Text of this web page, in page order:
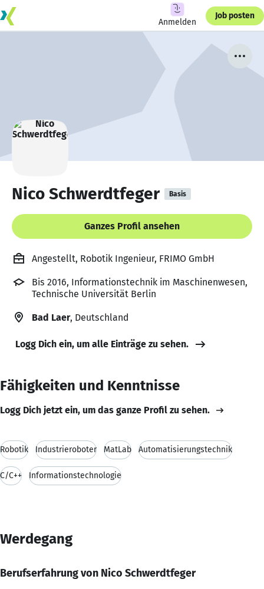
Anmelden
Job posten
Nico Schwerdtfeger Basis
Ganzes Profil ansehen
Angestellt, Robotik Ingenieur, FRIMO GmbH
Bis 2016, Informationstechnik im Maschinenwesen,
Technische Universität Berlin
Bad Laer, Deutschland
Logg Dich ein, um alle Einträge zu sehen.
Fähigkeiten und Kenntnisse
Logg Dich jetzt ein, um das ganze Profil zu sehen.
Robotik Industrieroboter MatLab Automatisierungstechnik
C/C++ Informationstechnologie
Werdegang
Berufserfahrung von Nico Schwerdtfeger